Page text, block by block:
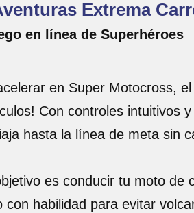
Extrema
en línea de Superhéroes
en Super Motocross,
Con controles
hasta la línea de meta sin
es conducir tu moto
habilidad para evitar